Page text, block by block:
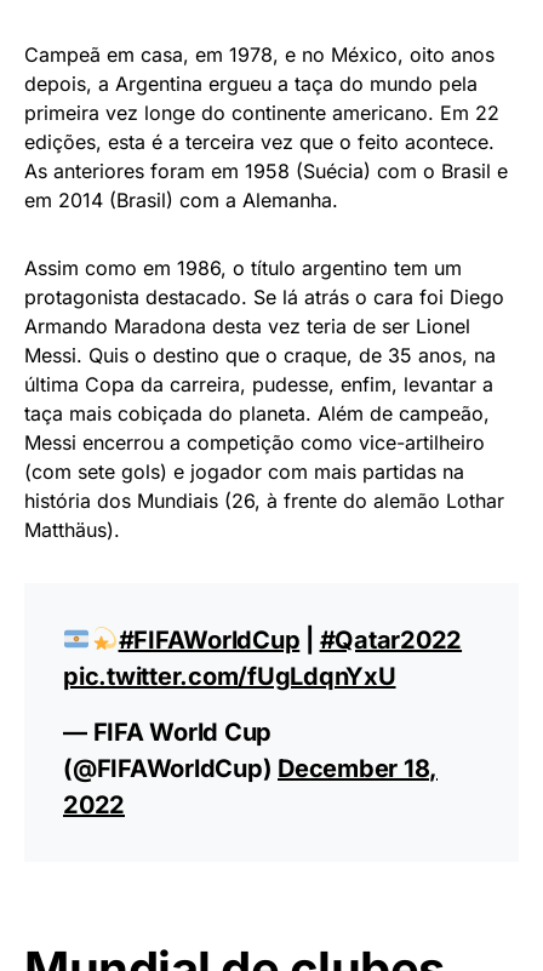
Campeã em casa, em 1978, e no México, oito anos
depois, a Argentina ergueu a taça do mundo pela
primeira vez longe do continente americano. Em 22
edições, esta é a terceira vez que o feito acontece.
As anteriores foram em 1958 (Suécia) com o Brasil e
em 2014 (Brasil) com a Alemanha.
Assim como em 1986, o título argentino tem um
protagonista destacado. Se lá atrás o cara foi Diego
Armando Maradona desta vez teria de ser Lionel
Messi. Quis o destino que o craque, de 35 anos, na
última Copa da carreira, pudesse, enfim, levantar a
taça mais cobiçada do planeta. Além de campeão,
Messi encerrou a competição como vice-artilheiro
(com sete gols) e jogador com mais partidas na
história dos Mundiais (26, à frente do alemão Lothar
Matthäus).
#FIFAWorldCup
#Qatar2022
pic.twitter.com/fUgLdqnYxU
— FIFA World Cup
(@FIFAWorldCup) December 18,
2022